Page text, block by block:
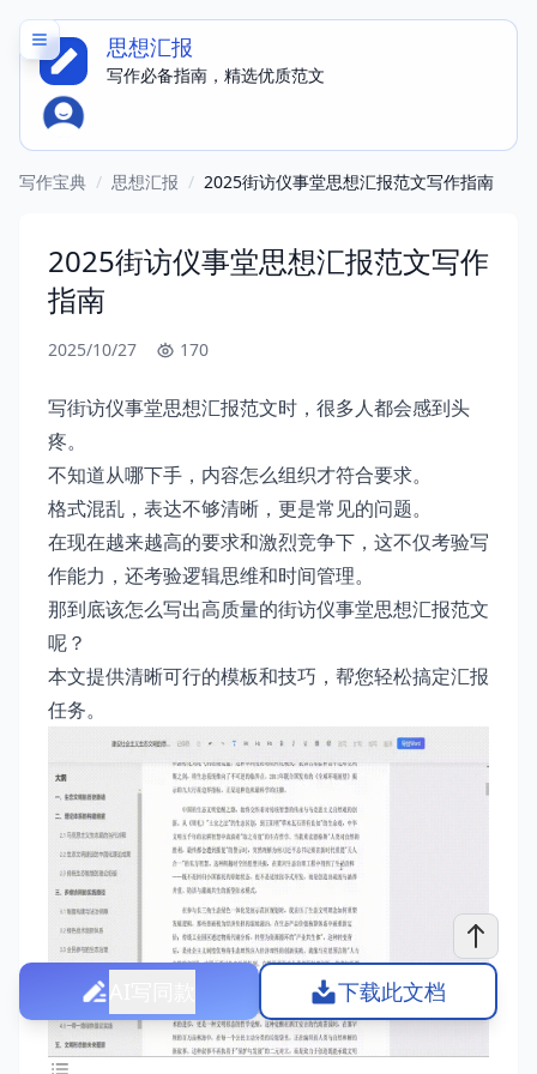
思想汇报
写作必备指南，精选优质范文
写作宝典 / 思想汇报 / 2025街访仪事堂思想汇报范文写作指南
2025街访仪事堂思想汇报范文写作
指南
2025/10/27 170
写街访仪事堂思想汇报范文时，很多人都会感到头
疼。
不知道从哪下手，内容怎么组织才符合要求。
格式混乱，表达不够清晰，更是常见的问题。
在现在越来越高的要求和激烈竞争下，这不仅考验写
作能力，还考验逻辑思维和时间管理。
那到底该怎么写出高质量的街访仪事堂思想汇报范文
呢？
本文提供清晰可行的模板和技巧，帮您轻松搞定汇报
任务。
下载此文档